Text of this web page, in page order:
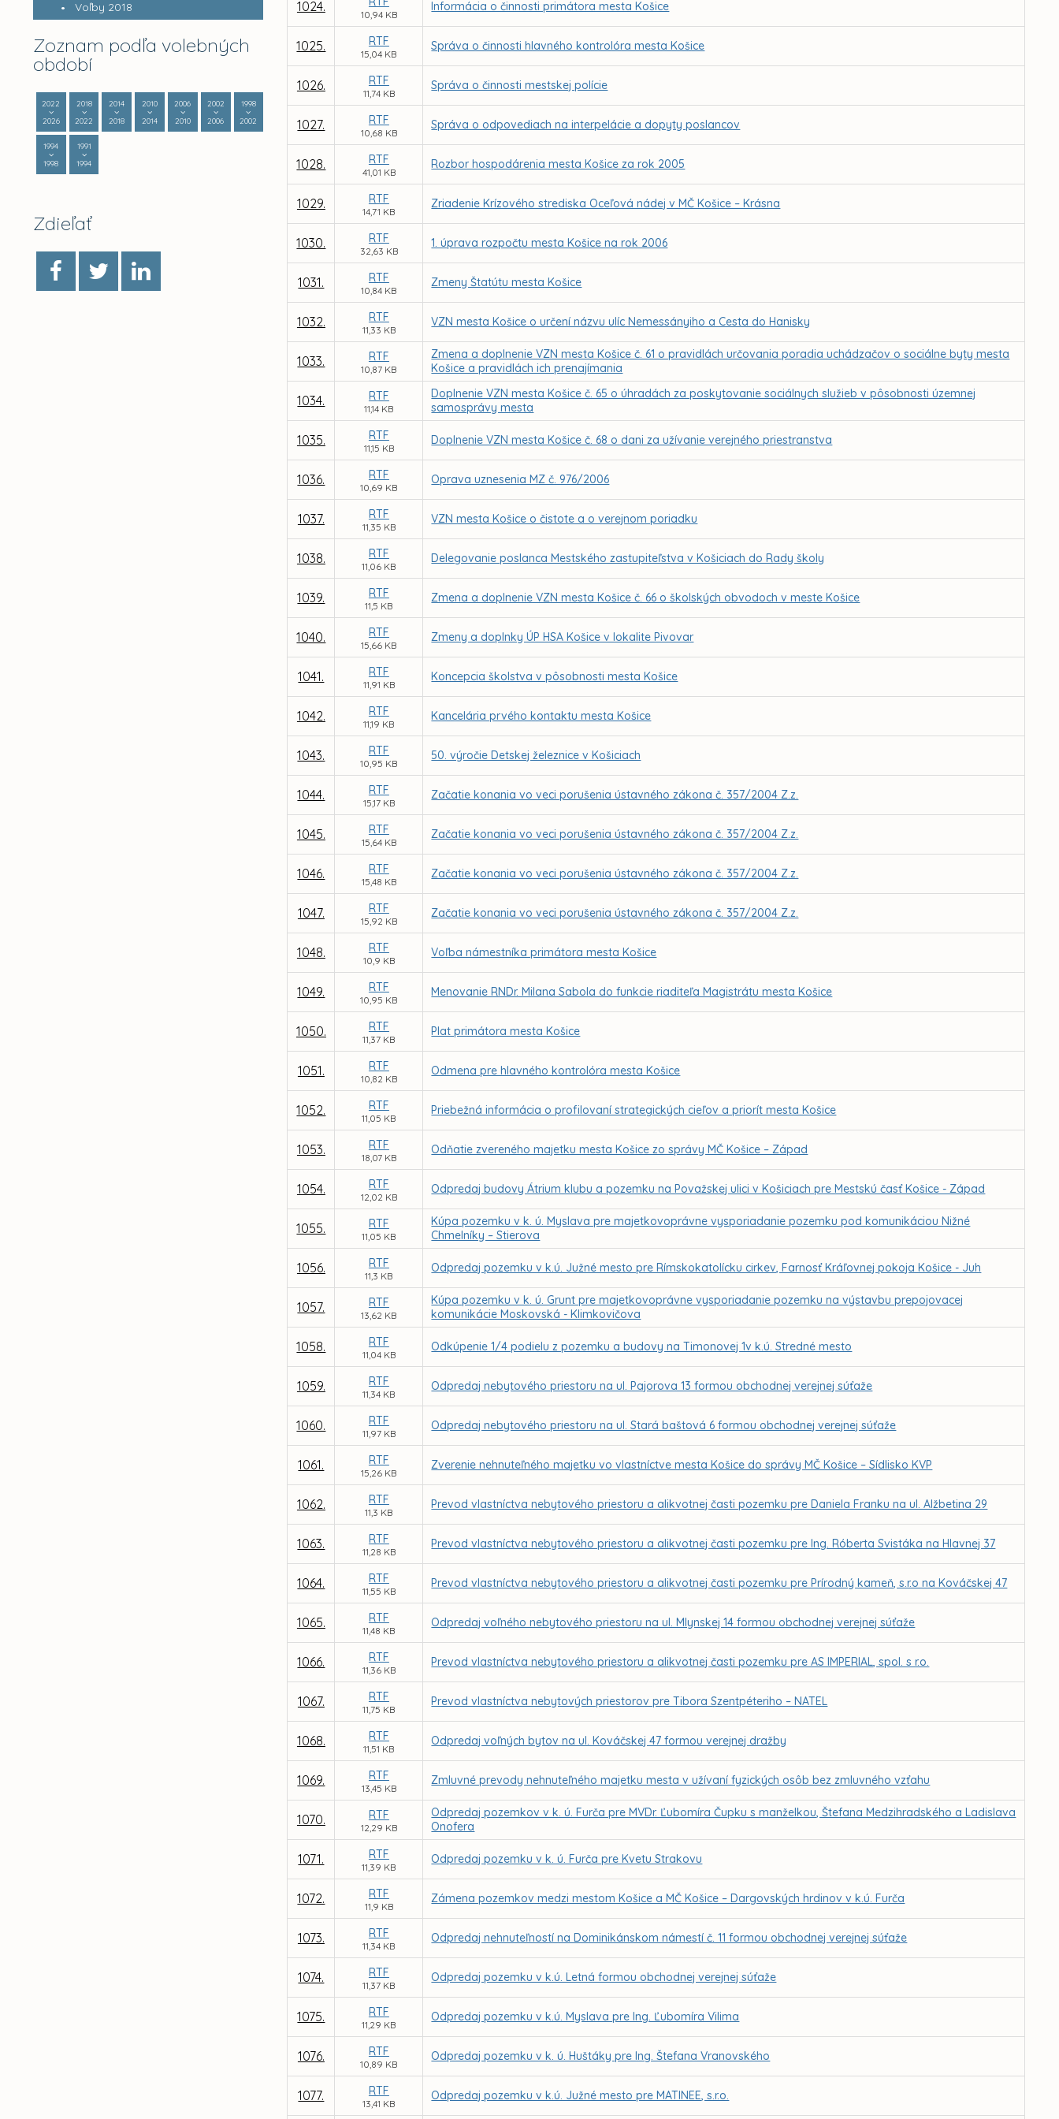
Voľby 2018
Zoznam podľa volebných
období
2022
2026
2018
2022
2014
2018
2010
2014
2006
2010
2002
2006
1998
2002
1994
1998
1991
1994
Zdieľať
1024.
10,94 KB
Informácia o činnosti primátora mesta Košice
1025. RTF
15,04 KB
Správa o činnosti hlavného kontrolóra mesta Košice
1026. RTF
11,74 KB
Správa o činnosti mestskej polície
1027. RTF
10,68 KB
Správa o odpovediach na interpelácie a dopyty poslancov
1028. RTF
41,01 KB
Rozbor hospodárenia mesta Košice za rok 2005
1029. RTF
14,71 KB
Zriadenie Krízového strediska Oceľová nádej v MČ Košice – Krásna
1030. RTF
32,63 KB
1. úprava rozpočtu mesta Košice na rok 2006
1031. RTF
10,84 KB
Zmeny Štatútu mesta Košice
1032. RTF
11,33 KB
VZN mesta Košice o určení názvu ulíc Nemessányiho a Cesta do Hanisky
1033. RTF
10,87 KB
Zmena a doplnenie VZN mesta Košice č. 61 o pravidlách určovania poradia uchádzačov o sociálne byty mesta
Košice a pravidlách ich prenajímania
1034. RTF
11,14 KB
Doplnenie VZN mesta Košice č. 65 o úhradách za poskytovanie sociálnych služieb v pôsobnosti územnej
samosprávy mesta
1035. RTF
11,15 KB
Doplnenie VZN mesta Košice č. 68 o dani za užívanie verejného priestranstva
1036. RTF
10,69 KB
Oprava uznesenia MZ č. 976/2006
1037. RTF
11,35 KB
VZN mesta Košice o čistote a o verejnom poriadku
1038. RTF
11,06 KB
Delegovanie poslanca Mestského zastupiteľstva v Košiciach do Rady školy
1039. RTF
11,5 KB
Zmena a doplnenie VZN mesta Košice č. 66 o školských obvodoch v meste Košice
1040. RTF
15,66 KB
Zmeny a doplnky ÚP HSA Košice v lokalite Pivovar
1041. RTF
11,91 KB
Koncepcia školstva v pôsobnosti mesta Košice
1042. RTF
11,19 KB
Kancelária prvého kontaktu mesta Košice
1043. RTF
10,95 KB
50. výročie Detskej železnice v Košiciach
1044. RTF
15,17 KB
Začatie konania vo veci porušenia ústavného zákona č. 357/2004 Z.z.
1045. RTF
15,64 KB
Začatie konania vo veci porušenia ústavného zákona č. 357/2004 Z.z.
1046. RTF
15,48 KB
Začatie konania vo veci porušenia ústavného zákona č. 357/2004 Z.z.
1047. RTF
15,92 KB
Začatie konania vo veci porušenia ústavného zákona č. 357/2004 Z.z.
1048. RTF
10,9 KB
Voľba námestníka primátora mesta Košice
1049. RTF
10,95 KB
Menovanie RNDr. Milana Sabola do funkcie riaditeľa Magistrátu mesta Košice
1050. RTF
11,37 KB
Plat primátora mesta Košice
1051. RTF
10,82 KB
Odmena pre hlavného kontrolóra mesta Košice
1052. RTF
11,05 KB
Priebežná informácia o profilovaní strategických cieľov a priorít mesta Košice
1053. RTF
18,07 KB
Odňatie zvereného majetku mesta Košice zo správy MČ Košice – Západ
1054. RTF
12,02 KB
Odpredaj budovy Átrium klubu a pozemku na Považskej ulici v Košiciach pre Mestskú časť Košice - Západ
1055. RTF
11,05 KB
Kúpa pozemku v k. ú. Myslava pre majetkovoprávne vysporiadanie pozemku pod komunikáciou Nižné
Chmelníky – Stierova
1056. RTF
11,3 KB
Odpredaj pozemku v k.ú. Južné mesto pre Rímskokatolícku cirkev, Farnosť Kráľovnej pokoja Košice - Juh
1057. RTF
13,62 KB
Kúpa pozemku v k. ú. Grunt pre majetkovoprávne vysporiadanie pozemku na výstavbu prepojovacej
komunikácie Moskovská - Klimkovičova
1058. RTF
11,04 KB
Odkúpenie 1/4 podielu z pozemku a budovy na Timonovej 1v k.ú. Stredné mesto
1059. RTF
11,34 KB
Odpredaj nebytového priestoru na ul. Pajorova 13 formou obchodnej verejnej súťaže
1060. RTF
11,97 KB
Odpredaj nebytového priestoru na ul. Stará baštová 6 formou obchodnej verejnej súťaže
1061. RTF
15,26 KB
Zverenie nehnuteľného majetku vo vlastníctve mesta Košice do správy MČ Košice – Sídlisko KVP
1062. RTF
11,3 KB
Prevod vlastníctva nebytového priestoru a alikvotnej časti pozemku pre Daniela Franku na ul. Alžbetina 29
1063. RTF
11,28 KB
Prevod vlastníctva nebytového priestoru a alikvotnej časti pozemku pre Ing. Róberta Svistáka na Hlavnej 37
1064. RTF
11,55 KB
Prevod vlastníctva nebytového priestoru a alikvotnej časti pozemku pre Prírodný kameň, s.r.o na Kováčskej 47
1065. RTF
11,48 KB
Odpredaj voľného nebytového priestoru na ul. Mlynskej 14 formou obchodnej verejnej súťaže
1066. RTF
11,36 KB
Prevod vlastníctva nebytového priestoru a alikvotnej časti pozemku pre AS IMPERIAL, spol. s r.o.
1067. RTF
11,75 KB
Prevod vlastníctva nebytových priestorov pre Tibora Szentpéteriho – NATEL
1068. RTF
11,51 KB
Odpredaj voľných bytov na ul. Kováčskej 47 formou verejnej dražby
1069. RTF
13,45 KB
Zmluvné prevody nehnuteľného majetku mesta v užívaní fyzických osôb bez zmluvného vzťahu
1070. RTF
12,29 KB
Odpredaj pozemkov v k. ú. Furča pre MVDr. Ľubomíra Čupku s manželkou, Štefana Medzihradského a Ladislava
Onofera
1071. RTF
11,39 KB
Odpredaj pozemku v k. ú. Furča pre Kvetu Strakovu
1072. RTF
11,9 KB
Zámena pozemkov medzi mestom Košice a MČ Košice – Dargovských hrdinov v k.ú. Furča
1073. RTF
11,34 KB
Odpredaj nehnuteľností na Dominikánskom námestí č. 11 formou obchodnej verejnej súťaže
1074. RTF
11,37 KB
Odpredaj pozemku v k.ú. Letná formou obchodnej verejnej súťaže
1075. RTF
11,29 KB
Odpredaj pozemku v k.ú. Myslava pre Ing. Ľubomíra Vilima
1076. RTF
10,89 KB
Odpredaj pozemku v k. ú. Huštáky pre Ing. Štefana Vranovského
1077. RTF
13,41 KB
Odpredaj pozemku v k.ú. Južné mesto pre MATINEE, s.r.o.